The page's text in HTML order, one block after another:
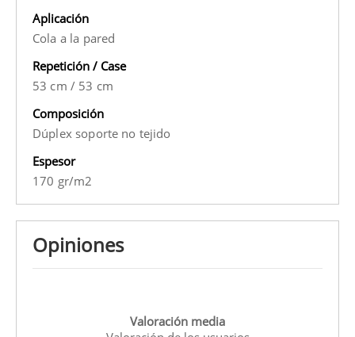
Aplicación
Cola a la pared
Repetición / Case
53 cm / 53 cm
Composición
Dúplex soporte no tejido
Espesor
170 gr/m2
Opiniones
Valoración media